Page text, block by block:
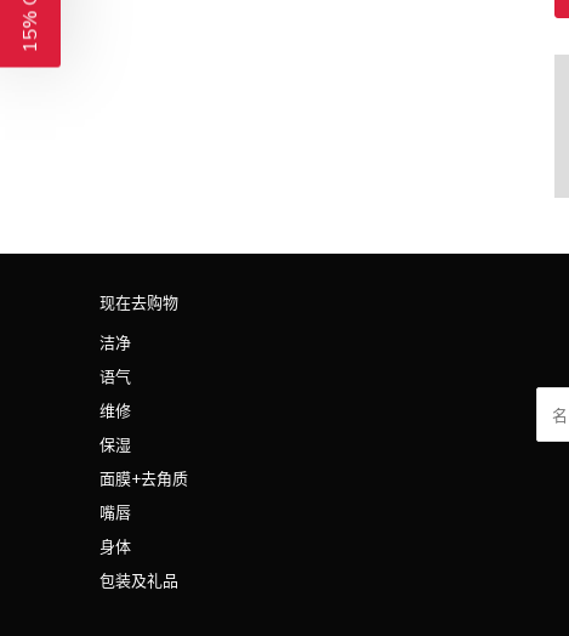
现在去购物
洁净
语气
维修
保湿
面膜+去角质
嘴唇
身体
包装及礼品